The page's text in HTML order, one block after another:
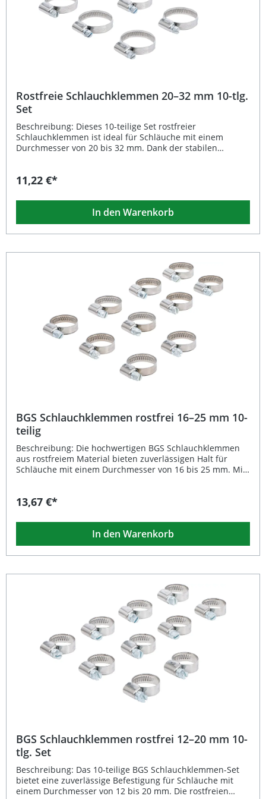
Rostfreie Schlauchklemmen 20–32 mm 10-tlg.
Set
Beschreibung: Dieses 10-teilige Set rostfreier
Schlauchklemmen ist ideal für Schläuche mit einem
Durchmesser von 20 bis 32 mm. Dank der stabilen
anspruchsvollen Anwendungen. Sie überzeugen durch
Korrosionsbeständigkeit. Die Schlauchschellen sind
zusätzlich passend für das Verkaufsdisplay Art. 8095 und
eignen sich perfekt für Werkstätten, Installationsbetriebe
sowie den Heimgebrauch. Rostfreie Ausführung für lange
Durchmesser 9 mm Schellenbreite für sichere Fixierung
Vielseitig einsetzbar in Werkstatt und Haushalt Passend
Schlauchklemmen 20–32 mm
11,22 €*
In den Warenkorb
BGS Schlauchklemmen rostfrei 16–25 mm 10-
teilig
Beschreibung: Die hochwertigen BGS Schlauchklemmen
aus rostfreiem Material bieten zuverlässigen Halt für
Schläuche mit einem Durchmesser von 16 bis 25 mm. Mit
optimal für Anwendungen in Werkstatt, Industrie und
Klemmen eine lange Lebensdauer – selbst unter
anspruchsvollen Bedingungen. Das Set ist außerdem
passend für das Verkaufsdisplay mit der Artikelnummer
8095 und lässt sich somit übersichtlich lagern oder
Breite von 9 mm für optimalen Halt Geeignet für
Schlauchdurchmesser von 16 bis 25 mm Ideal für
Werkstatt, Hobby und Industrieeinsatz Passend für
Verkaufsdisplay Art. 8095 Lieferumfang: 10 Stück BGS
Schlauchklemmen 16–25 mm, rostfrei
13,67 €*
In den Warenkorb
BGS Schlauchklemmen rostfrei 12–20 mm 10-
tlg. Set
Beschreibung: Das 10-teilige BGS Schlauchklemmen-Set
bietet eine zuverlässige Befestigung für Schläuche mit
einem Durchmesser von 12 bis 20 mm. Die rostfreien